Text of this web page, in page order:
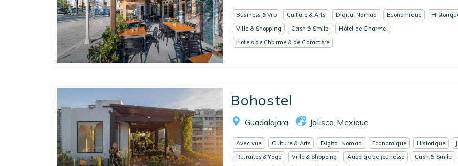
Business & Vrp Culture & Arts Digital Nomad Economique
Ville & Shopping
Cash & Smile
Hôtel de Charme
Hôtels de Charme & de Caractère
Bohostel
Guadalajara Jalisco Mexique
Avec vue Culture & Arts Digital Nomad Economique Historique
Retraites & Yoga
Ville & Shopping Auberge de jeunesse
Cash & Smile